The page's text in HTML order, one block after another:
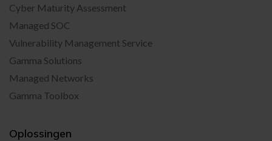
Cyber Maturity Assessment
Managed SOC
Vulnerability Management Service
Gamma Solutions
Managed Networks
Gamma Toolbox
Oplossingen